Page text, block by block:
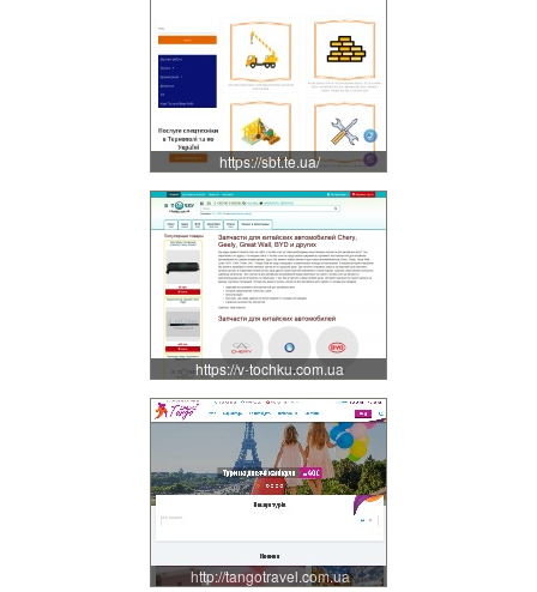
https://sbt.te.ua/
https://v-tochku.com.ua
http://tangotravel.com.ua